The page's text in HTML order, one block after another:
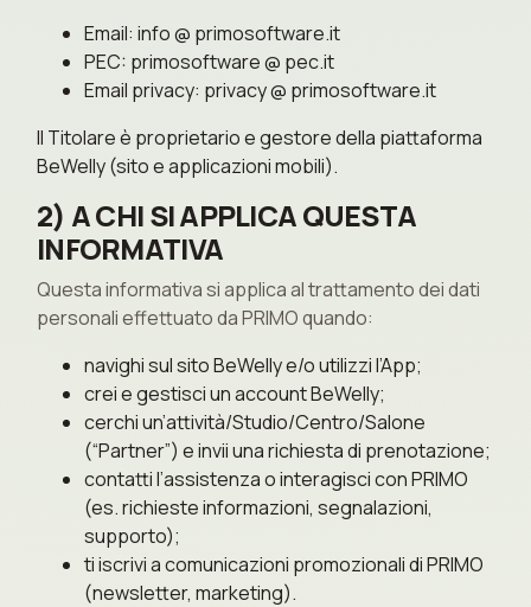
Email: info @ primosoftware.it
PEC: primosoftware @ pec.it
Email privacy: privacy @ primosoftware.it
Il Titolare è proprietario e gestore della piattaforma
BeWelly (sito e applicazioni mobili).
2) A CHI SI APPLICA QUESTA
INFORMATIVA
Questa informativa si applica al trattamento dei dati
personali effettuato da PRIMO quando:
navighi sul sito BeWelly e/o utilizzi l’App;
crei e gestisci un account BeWelly;
cerchi un’attività/Studio/Centro/Salone
(“Partner”) e invii una richiesta di prenotazione;
contatti l’assistenza o interagisci con PRIMO
(es. richieste informazioni, segnalazioni,
supporto);
ti iscrivi a comunicazioni promozionali di PRIMO
(newsletter, marketing).